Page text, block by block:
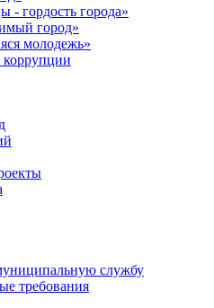
- гордость города»
город»
молодежь»
коррупции
службу
требования